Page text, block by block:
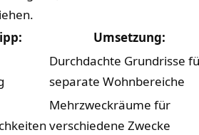
Umsetzung:
Durchdachte Grundrisse
separate ⁢Wohnbereiche
Mehrzweckräume für
verschiedene Zwecke